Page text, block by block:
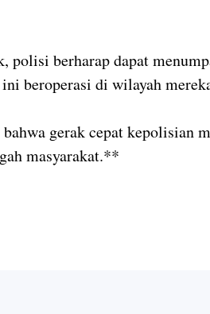
polisi berharap dapat
beroperasi di wilayah
gerak cepat kepolisian
masyarakat.**